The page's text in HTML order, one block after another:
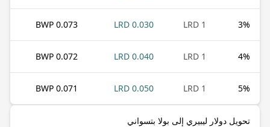
3%
1 LRD
0.030 LRD
0.073 BWP
4%
1 LRD
0.040 LRD
0.072 BWP
5%
1 LRD
0.050 LRD
0.071 BWP
تحويل دولار ليبيري إلى بولا بتسواني